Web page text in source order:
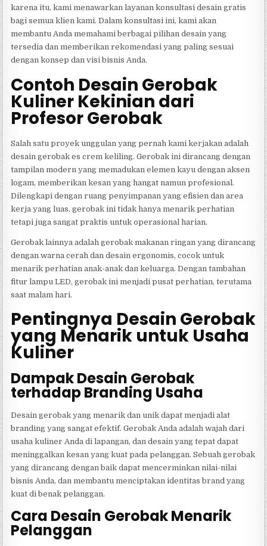
karena itu, kami menawarkan layanan konsultasi desain gratis
bagi semua klien kami. Dalam konsultasi ini, kami akan
membantu Anda memahami berbagai pilihan desain yang
tersedia dan memberikan rekomendasi yang paling sesuai
dengan konsep dan visi bisnis Anda.
Contoh Desain Gerobak
Kuliner Kekinian dari
Profesor Gerobak
Salah satu proyek unggulan yang pernah kami kerjakan adalah
desain gerobak es crem keliling. Gerobak ini dirancang dengan
tampilan modern yang memadukan elemen kayu dengan aksen
logam, memberikan kesan yang hangat namun profesional.
Dilengkapi dengan ruang penyimpanan yang efisien dan area
kerja yang luas, gerobak ini tidak hanya menarik perhatian
tetapi juga sangat praktis untuk operasional harian.
Gerobak lainnya adalah gerobak makanan ringan yang dirancang
dengan warna cerah dan desain ergonomis, cocok untuk
menarik perhatian anak-anak dan keluarga. Dengan tambahan
fitur lampu LED, gerobak ini menjadi pusat perhatian, terutama
saat malam hari.
Pentingnya Desain Gerobak
yang Menarik untuk Usaha
Kuliner
Dampak Desain Gerobak
terhadap Branding Usaha
Desain gerobak yang menarik dan unik dapat menjadi alat
branding yang sangat efektif. Gerobak Anda adalah wajah dari
usaha kuliner Anda di lapangan, dan desain yang tepat dapat
meninggalkan kesan yang kuat pada pelanggan. Sebuah gerobak
yang dirancang dengan baik dapat mencerminkan nilai-nilai
bisnis Anda, dan membantu menciptakan identitas brand yang
kuat di benak pelanggan.
Cara Desain Gerobak Menarik
Pelanggan